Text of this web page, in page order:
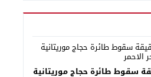
سقوط طائرة حجاج موريتانية